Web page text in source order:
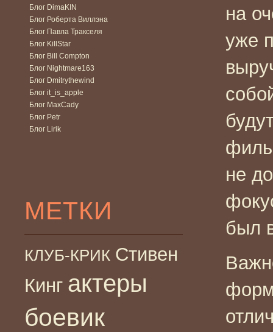
Блог DimaKIN
Блог Роберта Виллэна
Блог Павла Тракселя
Блог KillStar
Блог Bill Compton
Блог Nightmare163
Блог Dmitrythewind
Блог it_is_apple
Блог MaxCady
Блог Petr
Блог Lirik
МЕТКИ
КЛУБ-КРИК Стивен
Кинг актеры
боевик
на
уже
не
был